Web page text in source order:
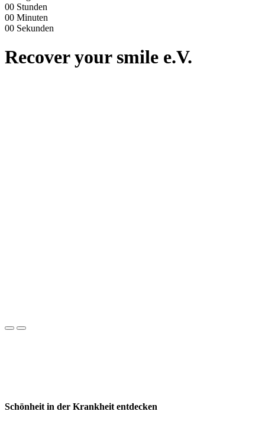
00 Stunden
00 Minuten
00 Sekunden
Recover your smile e.V.
Schönheit in der Krankheit entdecken